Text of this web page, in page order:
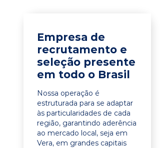
Empresa de
recrutamento e
seleção presente
em todo o Brasil
Nossa operação é
estruturada para se adaptar
às particularidades de cada
região, garantindo aderência
ao mercado local, seja em
Vera, em grandes capitais